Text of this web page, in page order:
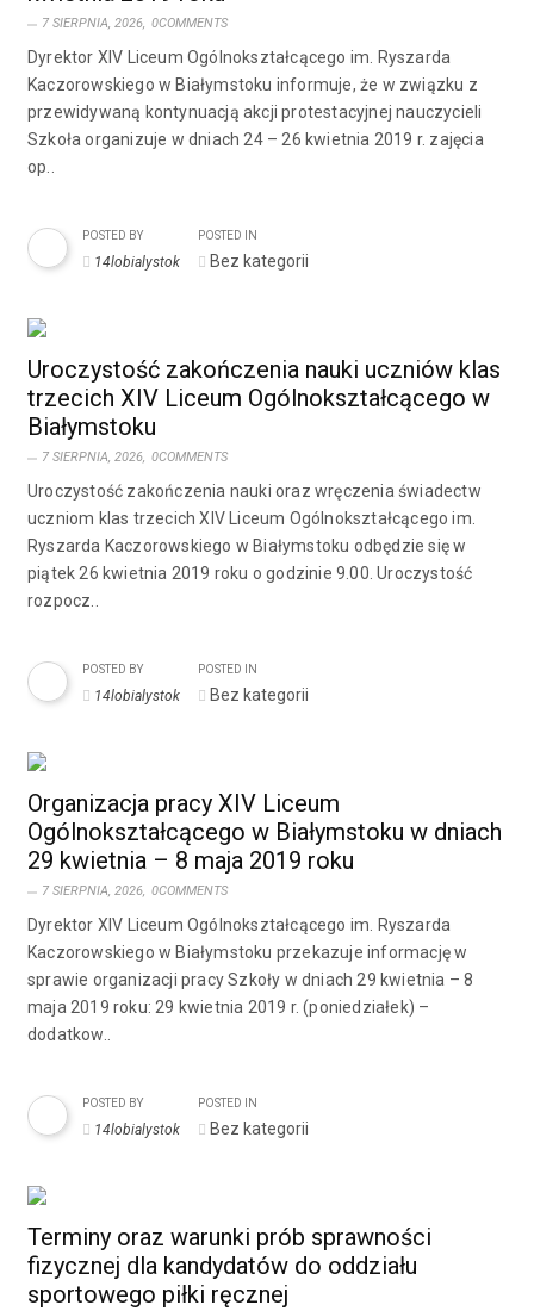
7 SIERPNIA, 2026, 0COMMENTS
Dyrektor XIV Liceum Ogólnokształcącego im. Ryszarda
Kaczorowskiego w Białymstoku informuje, że w związku z
przewidywaną kontynuacją akcji protestacyjnej nauczycieli
Szkoła organizuje w dniach 24 – 26 kwietnia 2019 r. zajęcia
op..
POSTED BY
14lobialystok
POSTED IN
Bez kategorii
Uroczystość zakończenia nauki uczniów klas
trzecich XIV Liceum Ogólnokształcącego w
Białymstoku
7 SIERPNIA, 2026, 0COMMENTS
Uroczystość zakończenia nauki oraz wręczenia świadectw
uczniom klas trzecich XIV Liceum Ogólnokształcącego im.
Ryszarda Kaczorowskiego w Białymstoku odbędzie się w
piątek 26 kwietnia 2019 roku o godzinie 9.00. Uroczystość
rozpocz..
POSTED BY
14lobialystok
POSTED IN
Bez kategorii
Organizacja pracy XIV Liceum
Ogólnokształcącego w Białymstoku w dniach
29 kwietnia – 8 maja 2019 roku
7 SIERPNIA, 2026, 0COMMENTS
Dyrektor XIV Liceum Ogólnokształcącego im. Ryszarda
Kaczorowskiego w Białymstoku przekazuje informację w
sprawie organizacji pracy Szkoły w dniach 29 kwietnia – 8
maja 2019 roku: 29 kwietnia 2019 r. (poniedziałek) –
dodatkow..
POSTED BY
14lobialystok
POSTED IN
Bez kategorii
Terminy oraz warunki prób sprawności
fizycznej dla kandydatów do oddziału
sportowego piłki ręcznej